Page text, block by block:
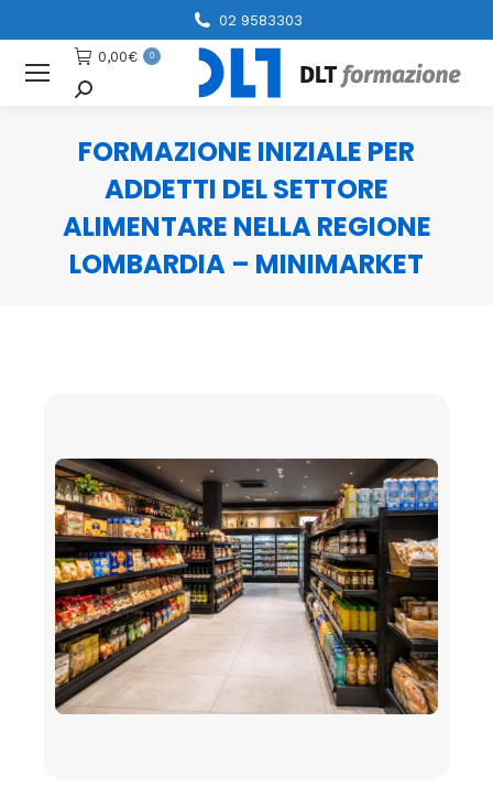
02 9583303
0,00€ 0
Cerca
FORMAZIONE INIZIALE PER
ADDETTI DEL SETTORE
ALIMENTARE NELLA REGIONE
LOMBARDIA – MINIMARKET